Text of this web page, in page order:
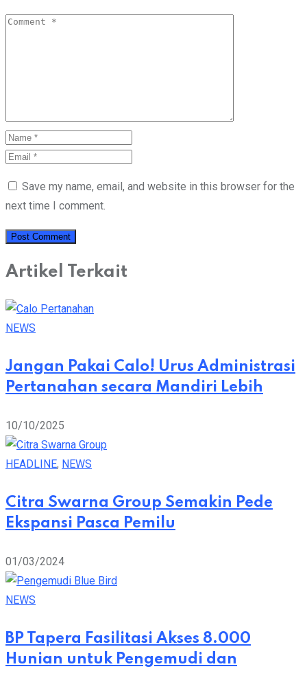
Save my name, email, and website in this browser for the
next time I comment.
Artikel Terkait
NEWS
Jangan Pakai Calo! Urus Administrasi
Pertanahan secara Mandiri Lebih
10/10/2025
HEADLINE, NEWS
Citra Swarna Group Semakin Pede
Ekspansi Pasca Pemilu
01/03/2024
NEWS
BP Tapera Fasilitasi Akses 8.000
Hunian untuk Pengemudi dan